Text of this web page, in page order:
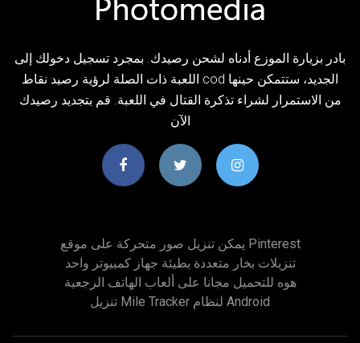
بادر بزيارة الموزع أدناه لشحن رصيدك. بمجرد تسجيل دخولك إلى
اللعبة ذات الصلة لرؤية رصيد نقاط cod الجديد، ستتمكن حينها
من الاستمرار لشراء تذكرة القتال في اللعبة. قم بتجديد رصيدك
الآن
يمكن تنزيل صور متحركة على موقع Pinterest
تنزيلات بخار متعددة بطيئة جهاز كمبيوتر واحد
هوه للتحميل مجانا على ألعاب الهاتف الرجعية
تنزيل Mile Tracker لنظام Android